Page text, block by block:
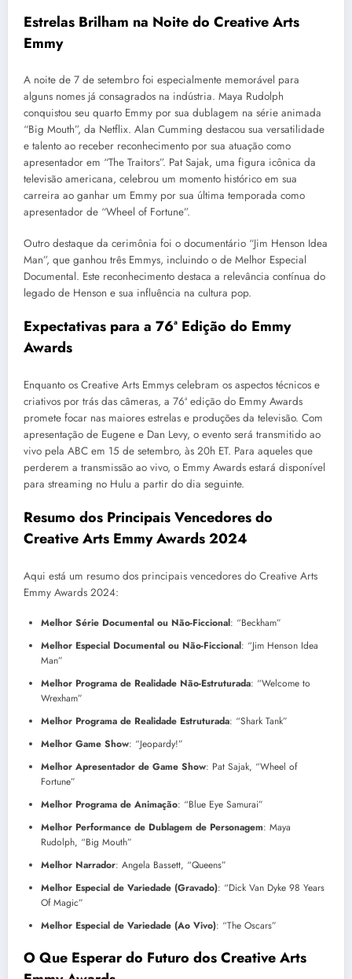
Estrelas Brilham na Noite do Creative Arts
Emmy
A noite de 7 de setembro foi especialmente memorável para
alguns nomes já consagrados na indústria. Maya Rudolph
conquistou seu quarto Emmy por sua dublagem na série animada
“Big Mouth”, da Netflix. Alan Cumming destacou sua versatilidade
e talento ao receber reconhecimento por sua atuação como
apresentador em “The Traitors”. Pat Sajak, uma figura icônica da
televisão americana, celebrou um momento histórico em sua
carreira ao ganhar um Emmy por sua última temporada como
apresentador de “Wheel of Fortune”.
Outro destaque da cerimônia foi o documentário “Jim Henson Idea
Man”, que ganhou três Emmys, incluindo o de Melhor Especial
Documental. Este reconhecimento destaca a relevância contínua do
legado de Henson e sua influência na cultura pop.
Expectativas para a 76ª Edição do Emmy
Awards
Enquanto os Creative Arts Emmys celebram os aspectos técnicos e
criativos por trás das câmeras, a 76ª edição do Emmy Awards
promete focar nas maiores estrelas e produções da televisão. Com
apresentação de Eugene e Dan Levy, o evento será transmitido ao
vivo pela ABC em 15 de setembro, às 20h ET. Para aqueles que
perderem a transmissão ao vivo, o Emmy Awards estará disponível
para streaming no Hulu a partir do dia seguinte.
Resumo dos Principais Vencedores do
Creative Arts Emmy Awards 2024
Aqui está um resumo dos principais vencedores do Creative Arts
Emmy Awards 2024:
Melhor Série Documental ou Não-Ficcional: “Beckham”
Melhor Especial Documental ou Não-Ficcional: “Jim Henson Idea
Man”
Melhor Programa de Realidade Não-Estruturada: “Welcome to
Wrexham”
Melhor Programa de Realidade Estruturada: “Shark Tank”
Melhor Game Show: “Jeopardy!”
Melhor Apresentador de Game Show: Pat Sajak, “Wheel of
Fortune”
Melhor Programa de Animação: “Blue Eye Samurai”
Melhor Performance de Dublagem de Personagem: Maya
Rudolph, “Big Mouth”
Melhor Narrador: Angela Bassett, “Queens”
Melhor Especial de Variedade (Gravado): “Dick Van Dyke 98 Years
Of Magic”
Melhor Especial de Variedade (Ao Vivo): “The Oscars”
O Que Esperar do Futuro dosCreative Arts